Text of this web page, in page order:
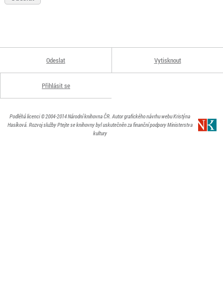
Odeslat Vytisknout
Přihlásit se
Podléhá licenci© 2004-2014Národní knihovna ČR. Autor grafického návrhu webu Kristýna
Hasíková. Rozvoj služby Ptejte se knihovny byl uskutečněn za finanční podpory Ministerstva
kultury